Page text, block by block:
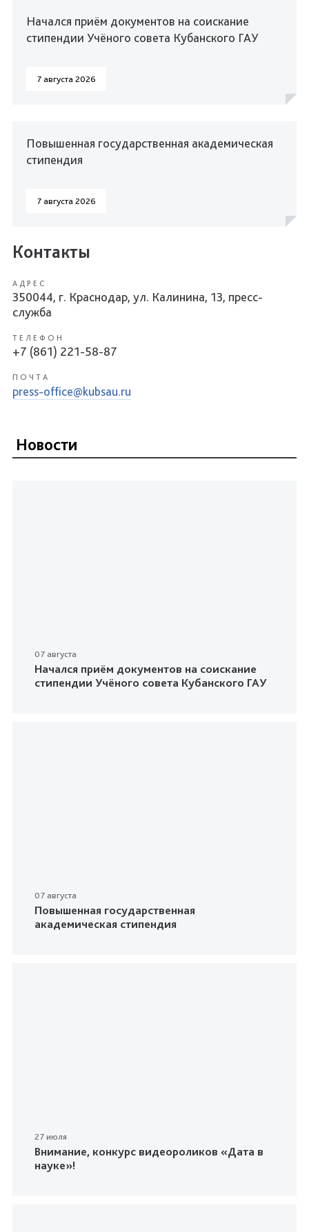
Начался приём документов на соискание
стипендии Учёного совета Кубанского ГАУ
7 августа 2026
Повышенная государственная академическая
стипендия
7 августа 2026
Контакты
АДРЕС
350044, г. Краснодар, ул. Калинина, 13, пресс-
служба
ТЕЛЕФОН
+7 (861) 221-58-87
ПОЧТА
press-office@kubsau.ru
Новости
07 августа
Начался приём документов на соискание
стипендии Учёного совета Кубанского ГАУ
07 августа
Повышенная государственная
академическая стипендия
27 июля
Внимание, конкурс видеороликов «Дата в
науке»!